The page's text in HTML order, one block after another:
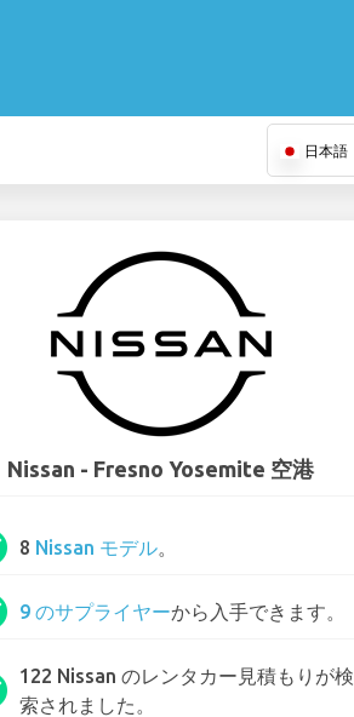
日本語
Nissan - Fresno Yosemite 空港
8 Nissan モデル。
9 のサプライヤーから入手できます。
122 Nissan のレンタカー見積もりが検
索されました。